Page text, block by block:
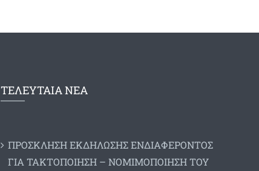
ΤΕΛΕΥΤΑΙΑ ΝΕΑ
ΠΡΟΣΚΛΗΣΗ ΕΚΔΗΛΩΣΗΣ ΕΝΔΙΑΦΕΡΟΝΤΟΣ
ΓΙΑ ΤΑΚΤΟΠΟΙΗΣΗ – ΝΟΜΙΜΟΠΟΙΗΣΗ ΤΟΥ